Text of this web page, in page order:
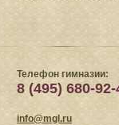
Телефон гимназии:
8 (495) 680-92-
info@mgl.ru